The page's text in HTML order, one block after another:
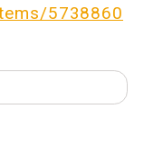
5738860